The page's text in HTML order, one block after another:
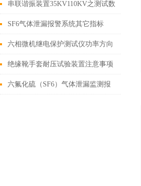
串联谐振装置35KV110KV之测试数
据大比较
SF6气体泄漏报警系统其它指标
六相微机继电保护测试仪功率方向
和阻抗测试方法
绝缘靴手套耐压试验装置注意事项
六氟化硫（SF6）气体泄漏监测报